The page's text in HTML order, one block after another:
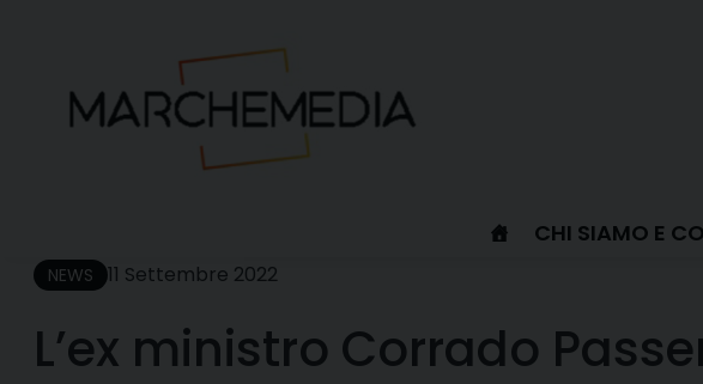
CHI SIAMO E
NEWS 11 Settembre 2022
L’ex ministro Corrado